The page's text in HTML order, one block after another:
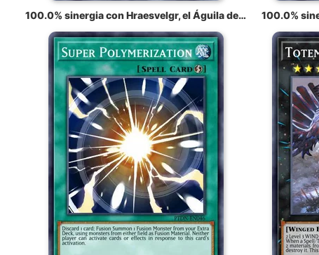
100.0% sinergia con Hraesvelgr, el Águila del Destino Desesperado 100.0%